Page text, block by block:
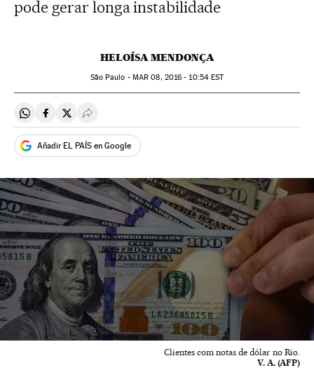
pode gerar longa instabilidade
HELOÍSA MENDONÇA
São Paulo - MAR 08, 2016 - 10:54EST
Compartir en Whatsapp
Compartir en Facebook
Compartir en Twitter
Desplegar Redes Sociales
Añadir EL PAÍS en Google
Clientes com notas de dólar no Rio.
V. A. (AFP)